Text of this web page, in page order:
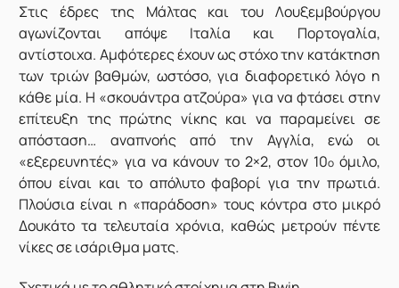
Στις έδρες της Μάλτας και του Λουξεμβούργου
αγωνίζονται απόψε Ιταλία και Πορτογαλία,
αντίστοιχα. Αμφότερες έχουν ως στόχο την κατάκτηση
των τριών βαθμών, ωστόσο, για διαφορετικό λόγο η
κάθε μία. Η «σκουάντρα ατζούρα» για να φτάσει στην
επίτευξη της πρώτης νίκης και να παραμείνει σε
απόσταση… αναπνοής από την Αγγλία, ενώ οι
«εξερευνητές» για να κάνουν το 2×2, στον 10οόμιλο,
όπου είναι και το απόλυτο φαβορί για την πρωτιά.
Πλούσια είναι η «παράδοση» τους κόντρα στο μικρό
Δουκάτο τα τελευταία χρόνια, καθώς μετρούν πέντε
νίκες σε ισάριθμα ματς.